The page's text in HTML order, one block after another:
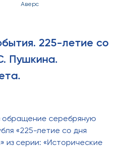
Аверс
225-летие со
Пушкина.
обращение серебряную
«225-летие со дня
из серии: «Исторические